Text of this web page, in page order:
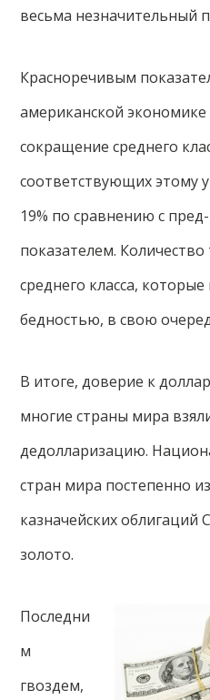
весьма незначительный
Красноречивым
американской экономике
сокращение среднего
соответствующих этому
19% по сравнению с
показателем.
среднего класса,
бедностью, в свою
В итоге, доверие к
многие страны мира
дедолларизацию.
стран мира постепенно
казначейских
золото.
Последни
м
гвоздем,